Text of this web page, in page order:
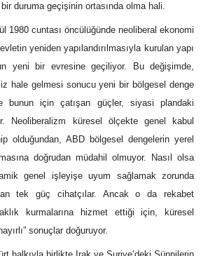
duruma geçişinin ortasında olma hali.
1980 cuntası öncülüğünde neoliberal ekonomi
yeniden yapılandırılmasıyla kurulan yapı
yeni bir evresine geçiliyor. Bu değişimde,
hale gelmesi sonucu yeni bir bölgesel denge
bunun için çatışan güçler, siyasi plandaki
Neoliberalizm küresel ölçekte genel kabul
olduğundan, ABD bölgesel dengelerin yerel
doğrudan müdahil olmuyor. Nasıl olsa
genel işleyişe uyum sağlamak zorunda
tek güç cihatçılar. Ancak o da rekabet
kurmalarına hizmet ettiği için, küresel
sonuçlar doğuruyor.